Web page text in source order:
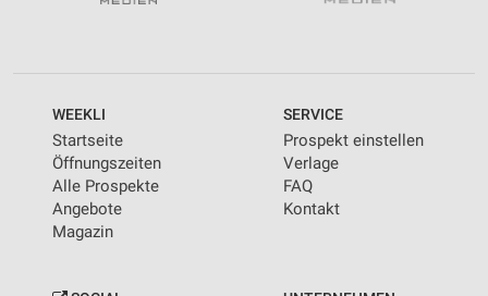
WEEKLI
Startseite
Öffnungszeiten
Alle Prospekte
Angebote
Magazin
SERVICE
Prospekt einstellen
Verlage
FAQ
Kontakt